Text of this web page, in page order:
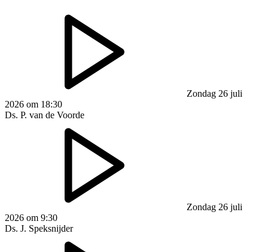
Zondag 26 juli
2026 om 18:30
Ds. P. van de Voorde
Zondag 26 juli
2026 om 9:30
Ds. J. Speksnijder